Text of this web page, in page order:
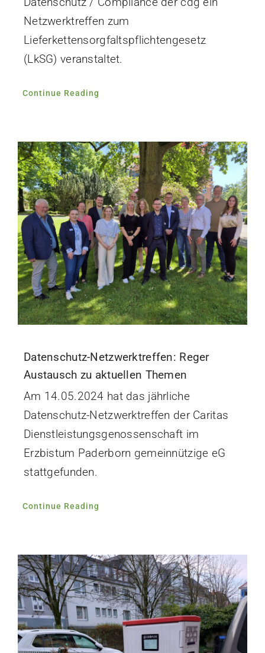
Netzwerktreffen zum
Lieferkettensorgfaltspflichtengesetz
(LkSG) veranstaltet.
Continue Reading
Datenschutz-Netzwerktreffen: Reger
Austausch zu aktuellen Themen
Am 14.05.2024 hat das jährliche
Datenschutz-Netzwerktreffen der Caritas
Dienstleistungsgenossenschaft im
Erzbistum Paderborn gemeinnützige eG
stattgefunden.
Continue Reading